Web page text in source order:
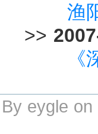
渔
>>
By eygle